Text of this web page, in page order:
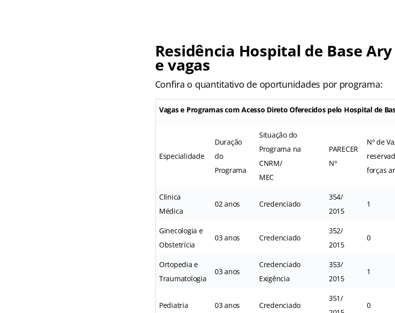
Residência Hospital de Base
e vagas
Confira o quantitativo de oportunidades por programa:
Vagas e Programas com Acesso Direto Oferecidos pelo Hospital de
Especialidade
Duração
do
Programa
Situação do
Programa na
CNRM/
MEC
PARECER
Nº
Nº de
forças
Clínica
Médica
02 anos Credenciado
354/
2015
1
Ginecologia e
Obstetrícia
03 anos Credenciado
352/
2015
0
Ortopedia e
Traumatologia
03 anos
Credenciado
Exigência
353/
2015
1
Pediatria 03 anos Credenciado
351/
0